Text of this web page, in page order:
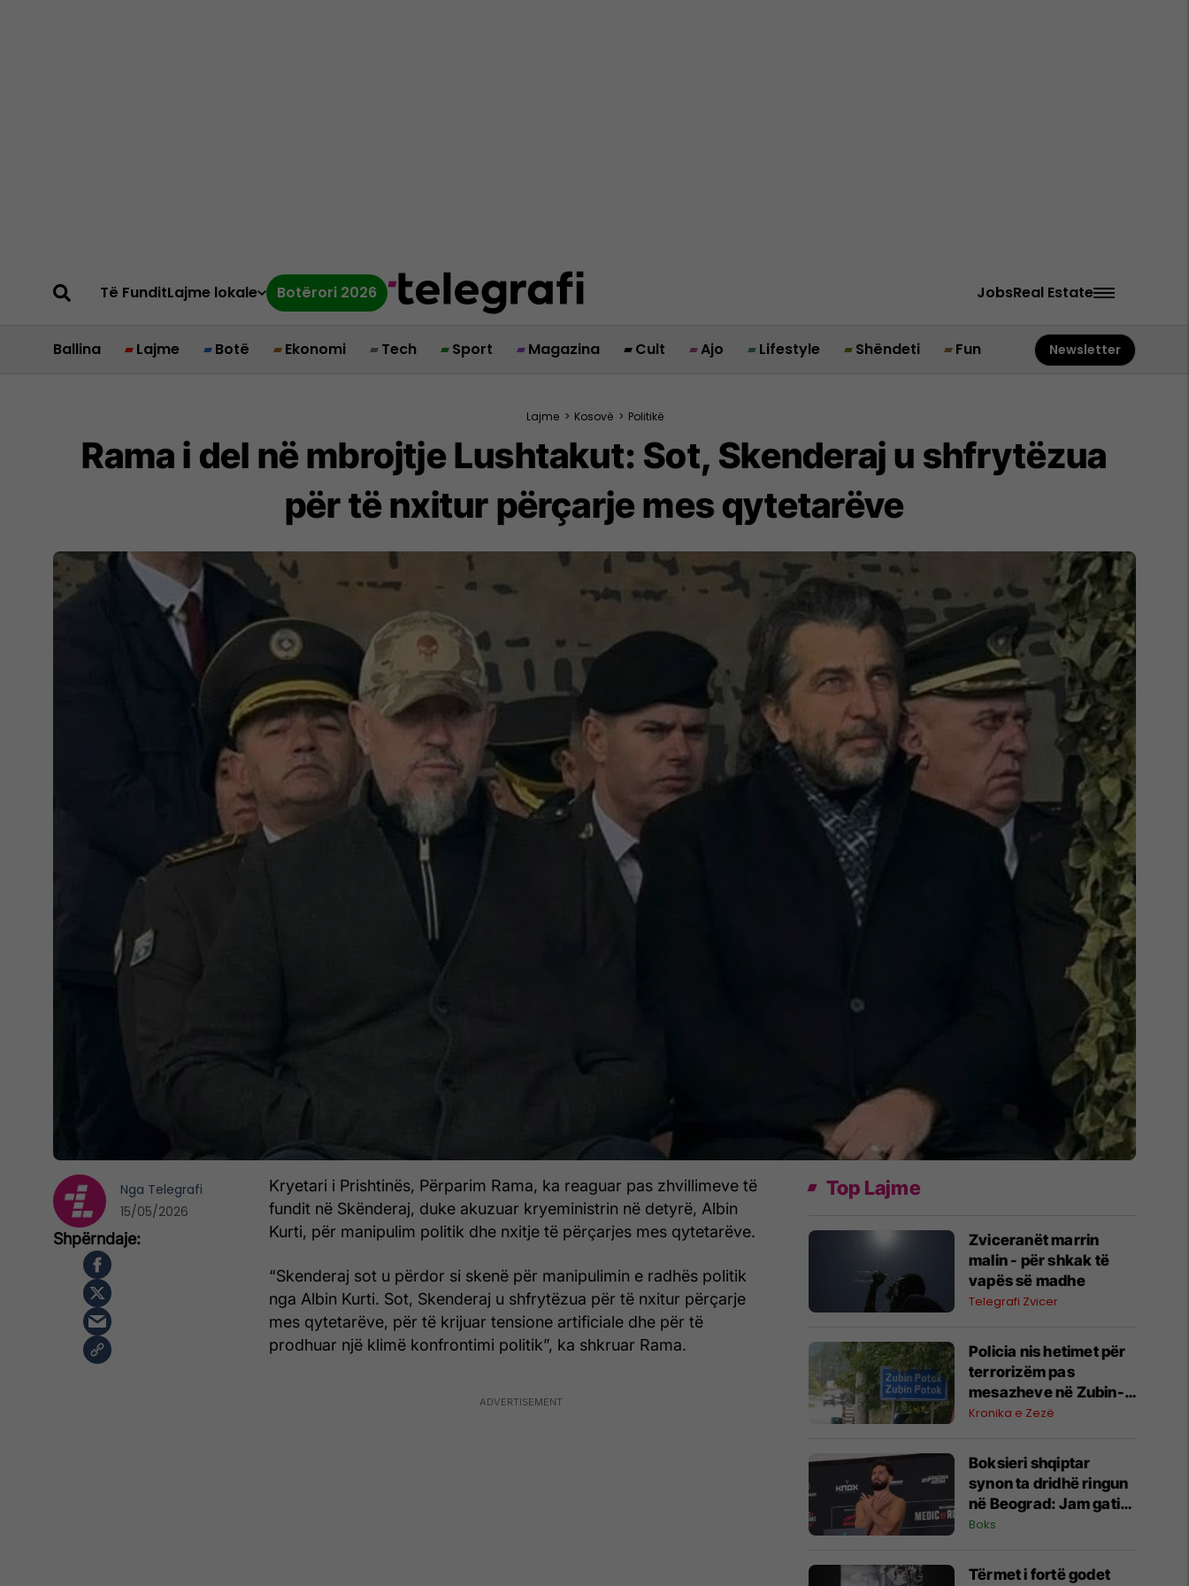
Të FunditLajme lokale Botërori 2026 JobsReal Estate
Ballina Lajme Botë Ekonomi Tech Sport Magazina Cult Ajo Lifestyle Shëndeti Fun Newsletter
Lajme > Kosovë > Politikë
Rama i del në mbrojtje Lushtakut: Sot, Skenderaj u shfrytëzua
për të nxitur përçarje mes qytetarëve
Kryetari i Prishtinës, Përparim Rama, ka reaguar pas zhvillimeve të
fundit në Skënderaj, duke akuzuar kryeministrin në detyrë, Albin
Kurti, për manipulim politik dhe nxitje të përçarjes mes qytetarëve.
“Skenderaj sot u përdor si skenë për manipulimin e radhës politik
nga Albin Kurti. Sot, Skenderaj u shfrytëzua për të nxitur përçarje
mes qytetarëve, për të krijuar tensione artificiale dhe për të
prodhuar një klimë konfrontimi politik”, ka shkruar Rama.
Nga Telegrafi
15/05/2026
Top Lajme
Zviceranët marrin
malin - për shkak të
vapës së madhe
Telegrafi Zvicer
Policia nis hetimet për
terrorizëm pas
mesazheve në Zubin-
Potok
Kronika e Zezë
Boksieri shqiptar
synon ta dridhë ringun
në Beograd: Jam gati,
Zoti e bekoftë
Boks
Tërmet i fortë godet